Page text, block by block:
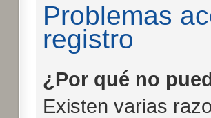
Problemas
registro
¿Por qué no
Existen varias